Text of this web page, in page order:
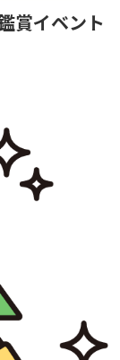
賞イベント